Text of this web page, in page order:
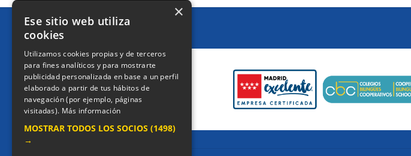
CERTIFICACIONES
×
Ese sitio web utiliza
cookies
Utilizamos cookies propias y de terceros
para fines analíticos y para mostrarte
publicidad personalizada en base a un perfil
elaborado a partir de tus hábitos de
navegación (por ejemplo, páginas
visitadas). Más información
MOSTRAR TODOS LOS SOCIOS (1498)
→